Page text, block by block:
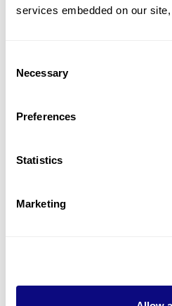
services embedded on our
Selection
Necessary
Preferences
Statistics
Marketing
기술
Gene browser
매달 뉴스레터를 통해 최신 블로그